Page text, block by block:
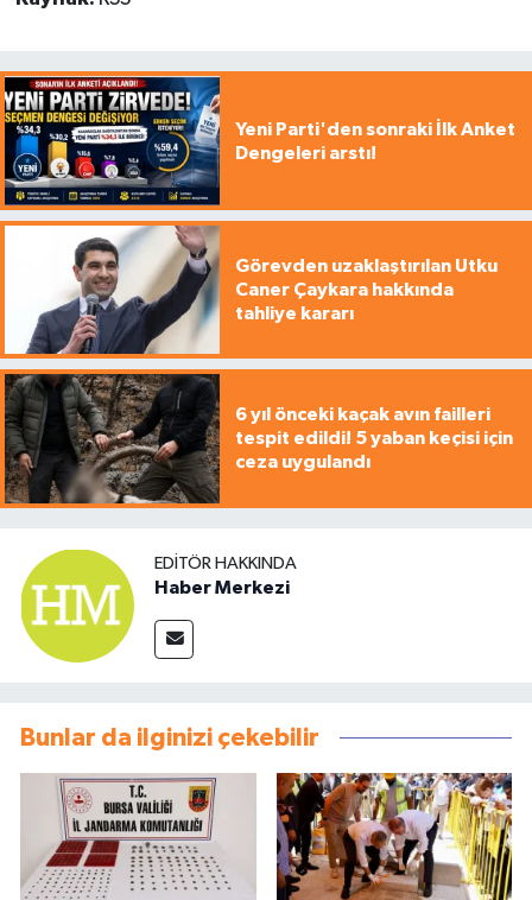
Yeni Parti'den sonraki İlk Anket
Dengeleri arstı!
Görevden uzaklaştırılan Utku
Caner Çaykara hakkında
tahliye kararı
6 yıl önceki kaçak avın failleri
tespit edildi! 5 yaban keçisi için
ceza uygulandı
EDITÖR HAKKINDA
Haber Merkezi
Bunlar da ilginizi çekebilir